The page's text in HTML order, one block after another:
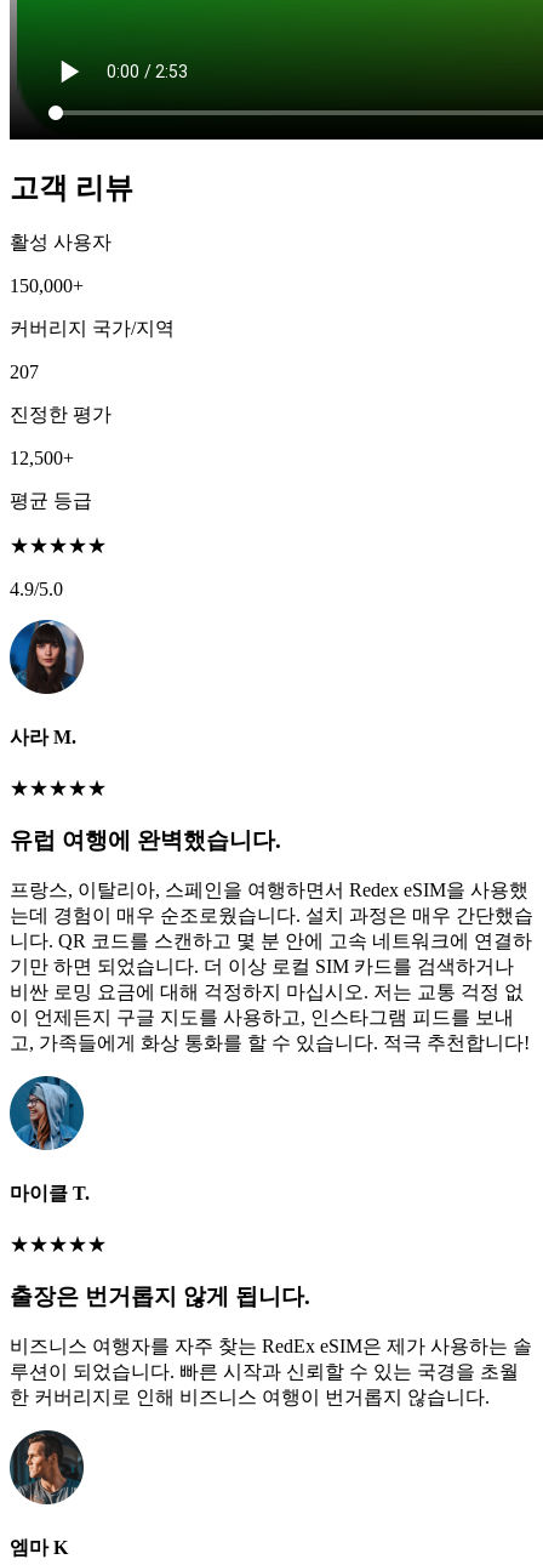
고객 리뷰
활성 사용자
150,000+
커버리지 국가/지역
207
진정한 평가
12,500+
평균 등급
★★★★★
4.9/5.0
사라 M.
★★★★★
유럽 여행에 완벽했습니다.
프랑스, 이탈리아, 스페인을 여행하면서 Redex eSIM을 사용했
는데 경험이 매우 순조로웠습니다. 설치 과정은 매우 간단했습
니다. QR 코드를 스캔하고 몇 분 안에 고속 네트워크에 연결하
기만 하면 되었습니다. 더 이상 로컬 SIM 카드를 검색하거나
비싼 로밍 요금에 대해 걱정하지 마십시오. 저는 교통 걱정 없
이 언제든지 구글 지도를 사용하고, 인스타그램 피드를 보내
고, 가족들에게 화상 통화를 할 수 있습니다. 적극 추천합니다!
마이클 T.
★★★★★
출장은 번거롭지 않게 됩니다.
비즈니스 여행자를 자주 찾는 RedEx eSIM은 제가 사용하는 솔
루션이 되었습니다. 빠른 시작과 신뢰할 수 있는 국경을 초월
한 커버리지로 인해 비즈니스 여행이 번거롭지 않습니다.
엠마 K